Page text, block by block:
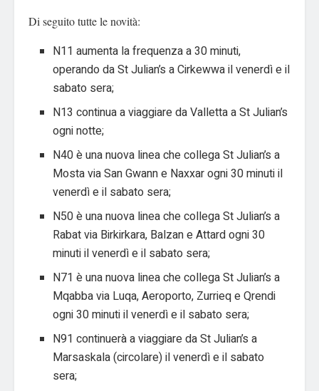
Di seguito tutte le novità:
N11 aumenta la frequenza a 30 minuti,
operando da St Julian’s a Cirkewwa il venerdì e il
sabato sera;
N13 continua a viaggiare da Valletta a St Julian’s
ogni notte;
N40 è una nuova linea che collega St Julian’s a
Mosta via San Gwann e Naxxar ogni 30 minuti il ​​
venerdì e il sabato sera;
N50 è una nuova linea che collega St Julian’s a
Rabat via Birkirkara, Balzan e Attard ogni 30
minuti il ​​venerdì e il sabato sera;
N71 è una nuova linea che collega St Julian’s a
Mqabba via Luqa, Aeroporto, Zurrieq e Qrendi
ogni 30 minuti il ​​venerdì e il sabato sera;
N91 continuerà a viaggiare da St Julian’s a
Marsaskala (circolare) il venerdì e il sabato
sera;